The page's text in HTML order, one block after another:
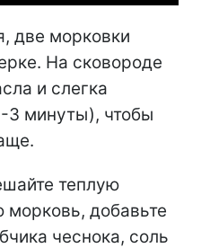
две морковки
На сковороде
и слегка
3 минуты), чтобы
теплую
добавьте
чеснока, соль